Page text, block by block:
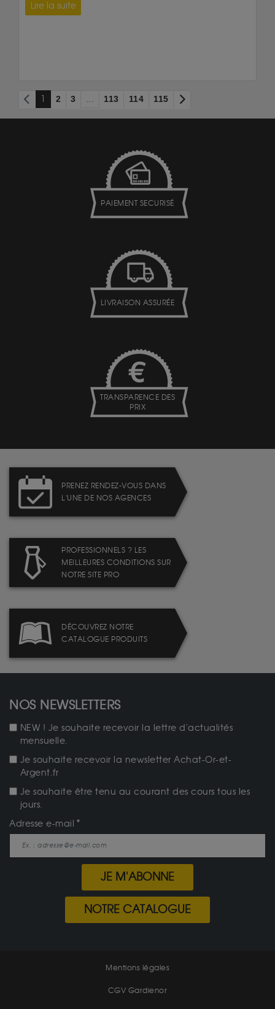
Lire la suite
1 2 3 ... 113 114 115
PAIEMENT SECURISÉ
LIVRAISON ASSURÉE
TRANSPARENCE DES
PRIX
PRENEZ RENDEZ-VOUS DANS
L'UNE DE NOS AGENCES
PROFESSIONNELS ? LES
MEILLEURES CONDITIONS SUR
NOTRE SITE PRO
DÉCOUVREZ NOTRE
CATALOGUE PRODUITS
NOS NEWSLETTERS
NEW ! Je souhaite recevoir la lettre d'actualités
mensuelle.
Je souhaite recevoir la newsletter Achat-Or-et-
Argent.fr
Je souhaite être tenu au courant des cours tous les
jours.
Adresse e-mail
JE M'ABONNE
NOTRE CATALOGUE
Mentions légales
CGV Gardienor